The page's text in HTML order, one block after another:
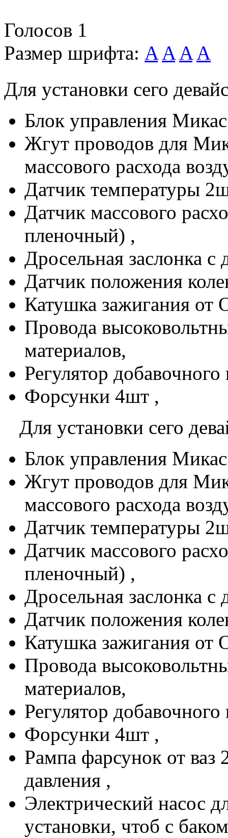
Голосов 1
Размер шрифта: A A A A
Для установки сего
Блок управления
Жгут проводов для
массового расхода
Датчик температуры
Датчик массового
пленочный) ,
Дросельная заслонка
Датчик положения
Катушка зажигания от
Провода
материалов,
Регулятор
Форсунки 4шт ,
Для установки сего
Блок управления
Жгут проводов для
массового расхода
Датчик температуры
Датчик массового
пленочный) ,
Дросельная заслонка
Датчик положения
Катушка зажигания от
Провода
материалов,
Регулятор
Форсунки 4шт ,
Рампа фарсунок от ваз
давления ,
Электрический насос
установки, чтоб с